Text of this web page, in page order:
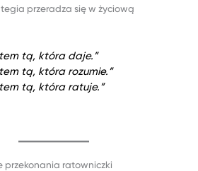
przeradza się w życiową
tą, która daje.”
tą, która rozumie.”
tą, która ratuje.”
przekonania ratowniczki